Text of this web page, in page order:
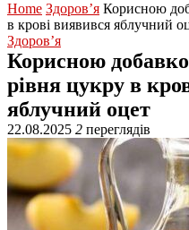
Home Здоров’я Корисною
в крові виявився яблучний
Здоров’я
Корисною
рівня цукру в
яблучний оцет
22.08.2025 2 переглядів